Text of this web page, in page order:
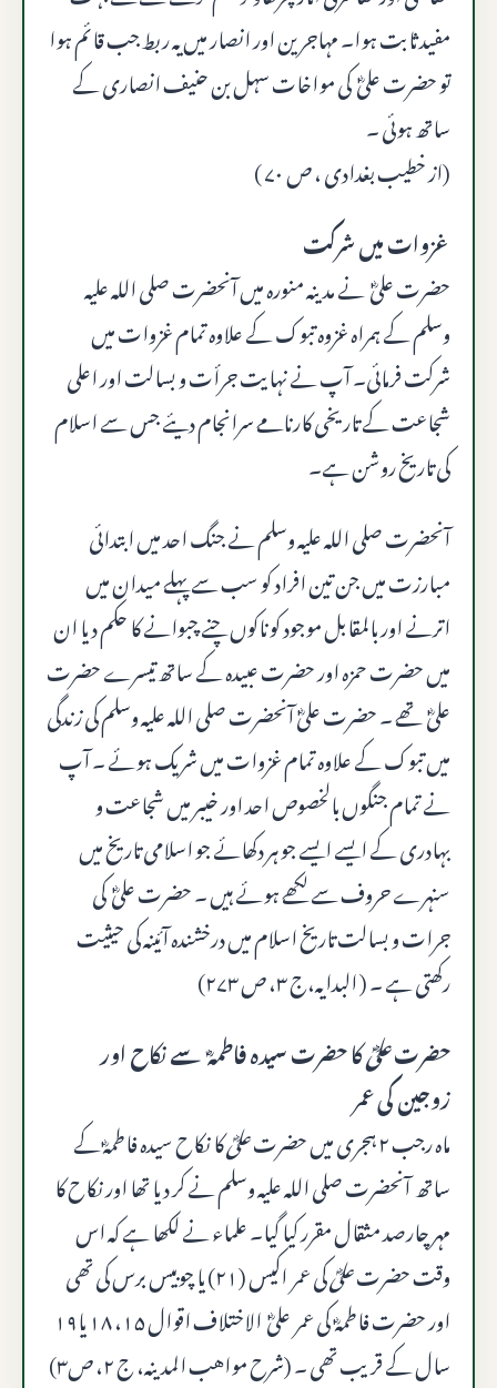
مفید ثابت ہوا۔ مہاجرین اور انصار میں یہ ربط جب قائم ہوا
تو حضرت علیؓ کی مواخات سہل بن حنیف انصاری کے
ساتھ ہوئی ۔
(از خطیب بغدادی ، ص ۷۰ )
غزوات میں شرکت
حضرت علیؓ نے مدینہ منورہ میں آنحضرت صلى الله عليه
وسلم کے ہمراہ غزوہ تبوک کے علاوہ تمام غزوات میں
شرکت فرمائی۔ آپ نے نہایت جرأت و بسالت اور اعلی
شجاعت کے تاریخی کارنامے سرانجام دیئے جس سے اسلام
کی تاریخ روشن ہے۔
آنحضرت صلى الله عليه وسلم نے جنگ احد میں ابتدائی
مبارزت میں جن تین افراد کو سب سے پہلے میدان میں
اترنے اور بالمقابل موجود کو ناکوں چنے چبوانے کا حکم دیا ان
میں حضرت حمزہ اور حضرت عبیدہ کے ساتھ تیسرے حضرت
علیؓ تھے ۔ حضرت علیؓ آنحضرت صلى الله عليه وسلم کی زندگی
میں تبوک کے علاوہ تمام غزوات میں شریک ہوئے ۔ آپ
نے تمام جنگوں بالخصوص احد اور خیبر میں شجاعت و
بہادری کے ایسے ایسے جو ہر دکھائے جو اسلامی تاریخ میں
سنہرے حروف سے لکھے ہوئے ہیں ۔ حضرت علیؓ کی
جرات و بسالت تاریخ اسلام میں درخشندہ آئینہ کی حیثیت
رکھتی ہے ۔ ( البدایہ،ج ۳، ص ۲۷۳)
حضرتعلیؓکا حضرت سیدہ فاطمہؓ سے نکاح اور
زوجین کی عمر
ماه رجب ۲ ہجری میں حضرت
علیؓکا نکاح سیدہ فاطمہؓ کے
ساتھ آنحضرت صلى الله عليه وسلم نے کر دیا تھا اور نکاح کا
مہر چارصد مثقال مقرر کیا گیا۔ علماء نے لکھا ہے کہ اس
وقت حضرتعلیؓ
کی عمر اکیس (۲۱) یا چوبیس برس کی تھی
اور حضرت فاطمہؓ کی عمر علیؓ الاختلاف اقوال ۱۵، ۱۸ یا۱۹
سال کے قریب تھی ۔ (شرح مواهب المدینہ، ج ۲، ص۳)